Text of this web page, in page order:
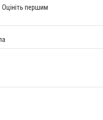
Оцініть першим